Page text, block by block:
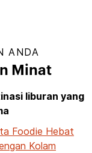
ANDA
Minat
liburan yang
Foodie Hebat
Kolam